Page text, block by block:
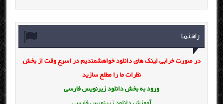
راهنما
در صورت خرابی لینک های دانلود خواهشمندیم در اسرع وقت از بخش
نظرات ما را مطلع سازید
ورود به بخش دانلود زیرنویس فارسی